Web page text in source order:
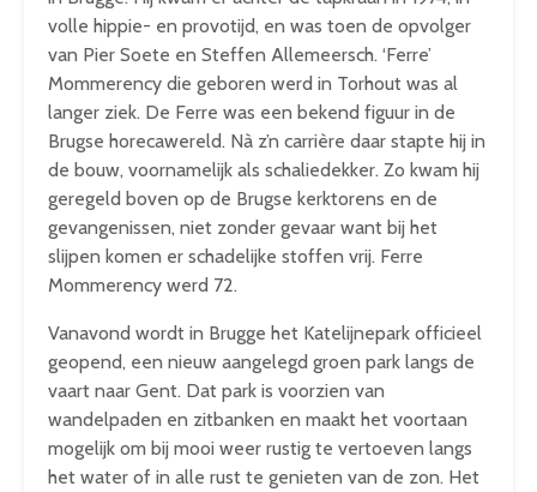
volle hippie- en provotijd, en was toen de opvolger
van Pier Soete en Steffen Allemeersch. ‘Ferre’
Mommerency die geboren werd in Torhout was al
langer ziek. De Ferre was een bekend figuur in de
Brugse horecawereld. Nà z’n carrière daar stapte hij in
de bouw, voornamelijk als schaliedekker. Zo kwam hij
geregeld boven op de Brugse kerktorens en de
gevangenissen, niet zonder gevaar want bij het
slijpen komen er schadelijke stoffen vrij. Ferre
Mommerency werd 72.
Vanavond wordt in Brugge het Katelijnepark officieel
geopend, een nieuw aangelegd groen park langs de
vaart naar Gent. Dat park is voorzien van
wandelpaden en zitbanken en maakt het voortaan
mogelijk om bij mooi weer rustig te vertoeven langs
het water of in alle rust te genieten van de zon. Het